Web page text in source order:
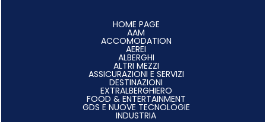
HOME PAGE
AAM
ACCOMODATION
AEREI
ALBERGHI
ALTRI MEZZI
ASSICURAZIONI E SERVIZI
DESTINAZIONI
EXTRALBERGHIERO
FOOD & ENTERTAINMENT
GDS E NUOVE TECNOLOGIE
INDUSTRIA